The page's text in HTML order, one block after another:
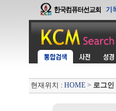
현재위치 : HOME > 로그인